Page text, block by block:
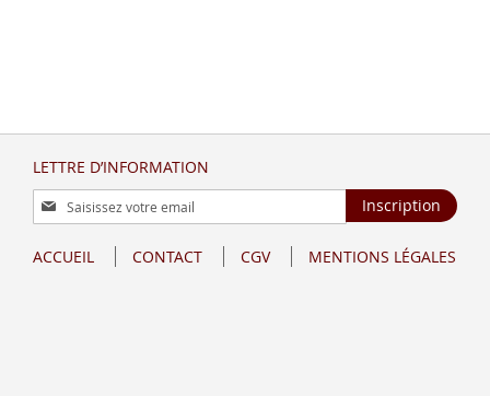
LETTRE D’INFORMATION
Inscription
à
lettre
Inscription
ACCUEIL CONTACT CGV MENTIONS LÉGALES